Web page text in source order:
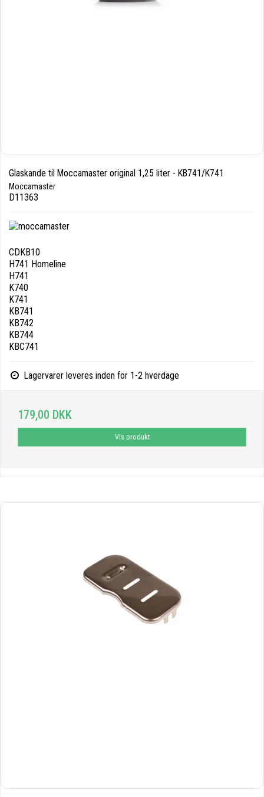
Glaskande til Moccamaster original 1,25 liter - KB741/K741
Moccamaster
D11363
CDKB10
H741 Homeline
H741
K740
K741
KB741
KB742
KB744
KBC741
Lagervarer leveres inden for 1-2 hverdage
179,00 DKK
Vis produkt